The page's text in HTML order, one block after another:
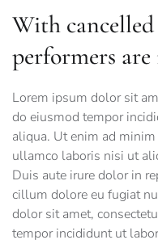
With cancelled
performers
Lorem ipsum dolor sit
do eiusmod tempor
aliqua. Ut enim ad
ullamco laboris nisi ut
Duis aute irure dolor in
cillum dolore eu fugiat
dolor sit amet,
tempor incididunt ut